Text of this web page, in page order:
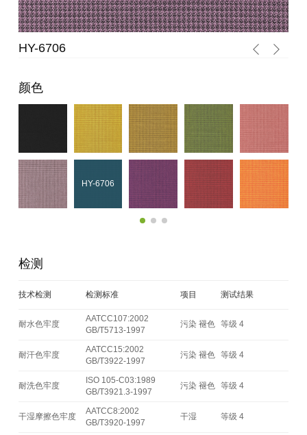
HY-6706
颜色
HY-6706
检测
技术检测 检测标准 项目 测试结果
耐水色牢度
AATCC107:2002
GB/T5713-1997
污染 褪色 等级 4
耐汗色牢度
AATCC15:2002
GB/T3922-1997
污染 褪色 等级 4
耐洗色牢度
ISO 105-C03:1989
GB/T3921.3-1997
污染 褪色 等级 4
干湿摩擦色牢度
AATCC8:2002
GB/T3920-1997
干湿 等级 4